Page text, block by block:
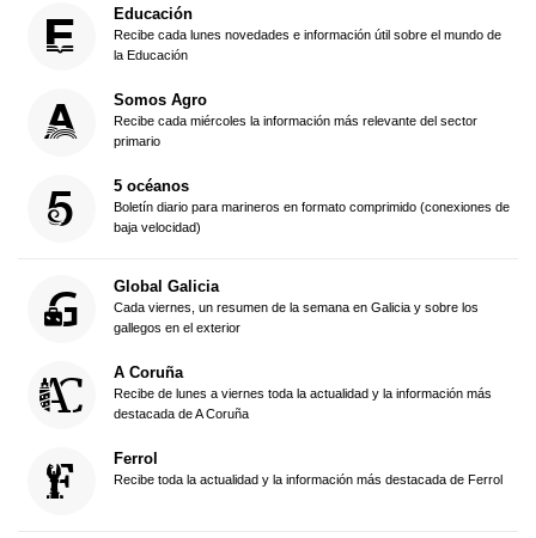
Educación
Recibe cada lunes novedades e información útil sobre el mundo de
la Educación
Somos Agro
Recibe cada miércoles la información más relevante del sector
primario
5 océanos
Boletín diario para marineros en formato comprimido (conexiones de
baja velocidad)
Global Galicia
Cada viernes, un resumen de la semana en Galicia y sobre los
gallegos en el exterior
A Coruña
Recibe de lunes a viernes toda la actualidad y la información más
destacada de A Coruña
Ferrol
Recibe toda la actualidad y la información más destacada de Ferrol